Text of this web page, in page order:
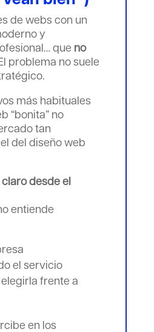
de webs con un
y
que no
problema no suele
más habituales
“bonita” no
tan
del diseño web
claro desde el
entiende
el servicio
frente a
en los